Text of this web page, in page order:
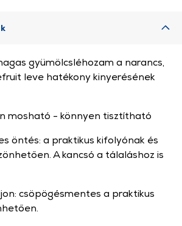
gyümölcsléhozam a narancs,
leve hatékony kinyerésének
mosható - könnyen tisztítható
öntés: a praktikus kifolyónak és
A kancsó a tálaláshoz is
csöpögésmentes a praktikus